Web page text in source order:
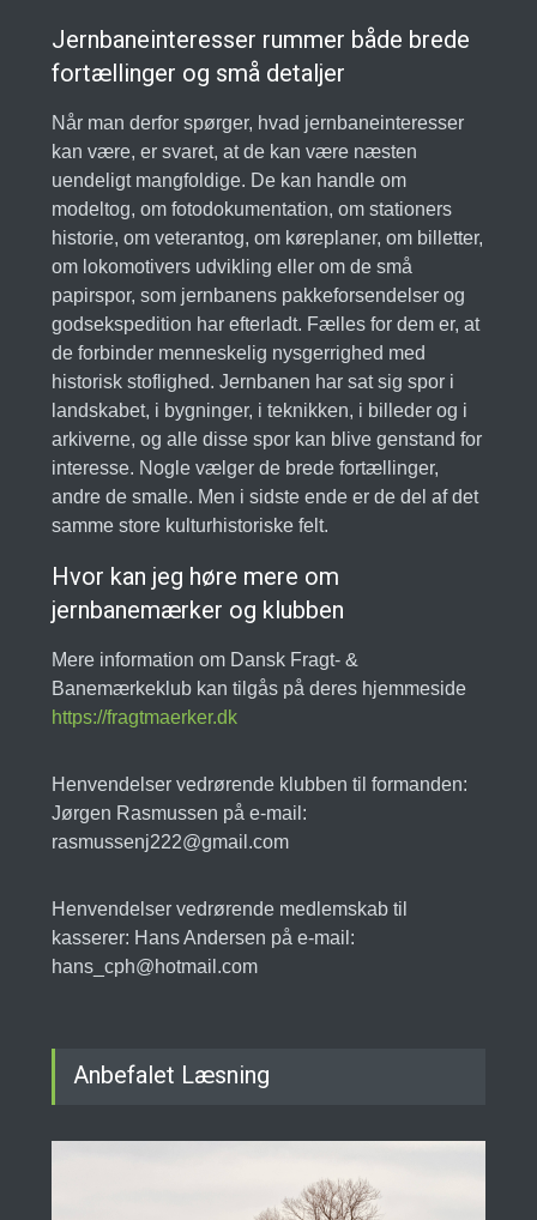
Jernbaneinteresser rummer både brede
fortællinger og små detaljer
Når man derfor spørger, hvad jernbaneinteresser
kan være, er svaret, at de kan være næsten
uendeligt mangfoldige. De kan handle om
modeltog, om fotodokumentation, om stationers
historie, om veterantog, om køreplaner, om billetter,
om lokomotivers udvikling eller om de små
papirspor, som jernbanens pakkeforsendelser og
godsekspedition har efterladt. Fælles for dem er, at
de forbinder menneskelig nysgerrighed med
historisk stoflighed. Jernbanen har sat sig spor i
landskabet, i bygninger, i teknikken, i billeder og i
arkiverne, og alle disse spor kan blive genstand for
interesse. Nogle vælger de brede fortællinger,
andre de smalle. Men i sidste ende er de del af det
samme store kulturhistoriske felt.
Hvor kan jeg høre mere om
jernbanemærker og klubben
Mere information om Dansk Fragt- &
Banemærkeklub kan tilgås på deres hjemmeside
https://fragtmaerker.dk
Henvendelser vedrørende klubben til formanden:
Jørgen Rasmussen på e-mail:
rasmussenj222@gmail.com
Henvendelser vedrørende medlemskab til
kasserer: Hans Andersen på e-mail:
hans_cph@hotmail.com
Anbefalet Læsning